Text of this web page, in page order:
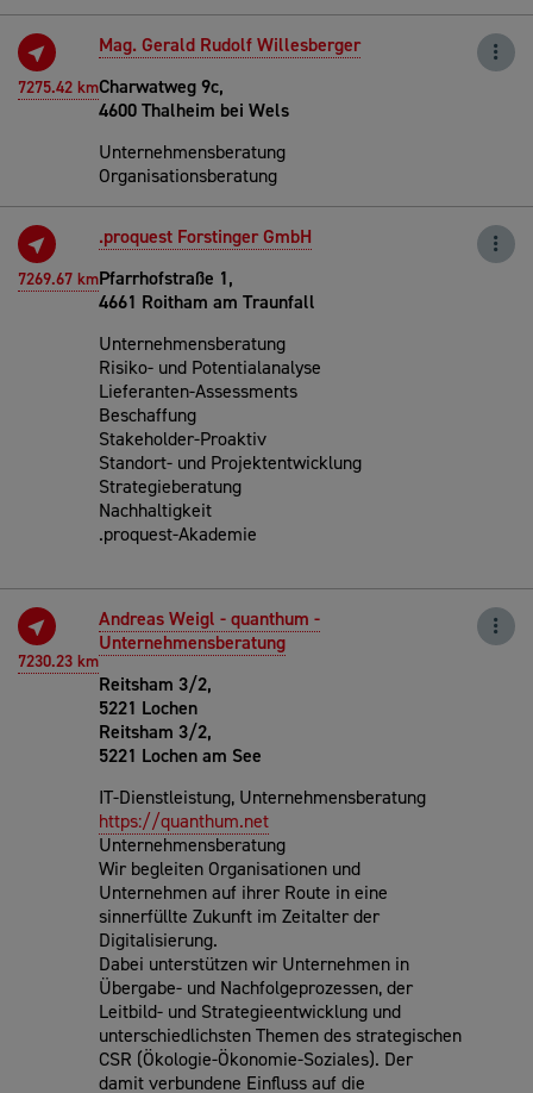
7275.42 km
Mag. Gerald Rudolf Willesberger
Charwatweg 9c,
4600 Thalheim bei Wels
Unternehmensberatung
Organisationsberatung
7269.67 km
.proquest Forstinger GmbH
Pfarrhofstraße 1,
4661 Roitham am Traunfall
Unternehmensberatung
Risiko- und Potentialanalyse
Lieferanten-Assessments
Beschaffung
Stakeholder-Proaktiv
Standort- und Projektentwicklung
Strategieberatung
Nachhaltigkeit
.proquest-Akademie
7230.23 km
Andreas Weigl - quanthum -
Unternehmensberatung
Reitsham 3/2,
5221 Lochen
Reitsham 3/2,
5221 Lochen am See
IT-Dienstleistung, Unternehmensberatung
https://quanthum.net
Unternehmensberatung
Wir begleiten Organisationen und
Unternehmen auf ihrer Route in eine
sinnerfüllte Zukunft im Zeitalter der
Digitalisierung.
Dabei unterstützen wir Unternehmen in
Übergabe- und Nachfolgeprozessen, der
Leitbild- und Strategieentwicklung und
unterschiedlichsten Themen des strategischen
CSR (Ökologie-Ökonomie-Soziales). Der
damit verbundene Einfluss auf die